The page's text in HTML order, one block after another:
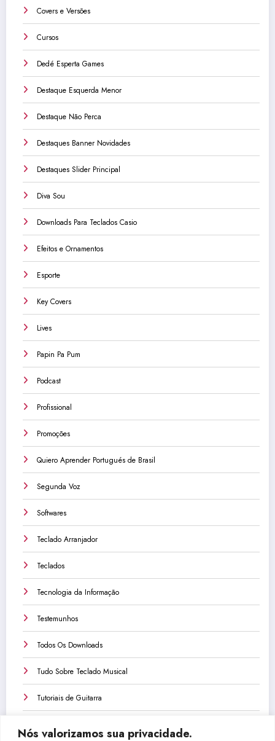
Nós valorizamos sua privacidade.
Covers e Versões
Cursos
Dedé Esperta Games
Destaque Esquerda Menor
Destaque Não Perca
Destaques Banner Novidades
Destaques Slider Principal
Diva Sou
Downloads Para Teclados Casio
Efeitos e Ornamentos
Esporte
Key Covers
Lives
Papin Pa Pum
Podcast
Profissional
Promoções
Quiero Aprender Portugués de Brasil
Segunda Voz
Softwares
Teclado Arranjador
Teclados
Tecnologia da Informação
Testemunhos
Todos Os Downloads
Tudo Sobre Teclado Musical
Tutoriais de Guitarra